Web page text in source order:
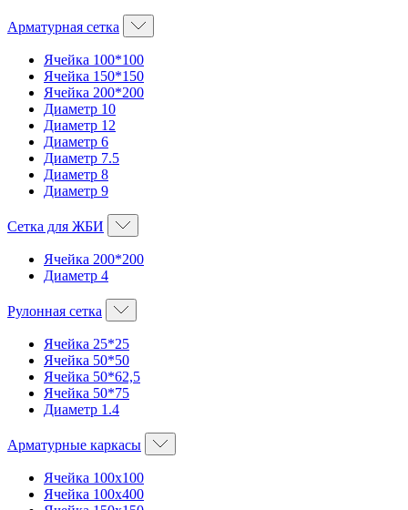
Арматурная сетка
Ячейка 100*100
Ячейка 150*150
Ячейка 200*200
Диаметр 10
Диаметр 12
Диаметр 6
Диаметр 7.5
Диаметр 8
Диаметр 9
Сетка для ЖБИ
Ячейка 200*200
Диаметр 4
Рулонная сетка
Ячейка 25*25
Ячейка 50*50
Ячейка 50*62,5
Ячейка 50*75
Диаметр 1.4
Арматурные каркасы
Ячейка 100х100
Ячейка 100х400